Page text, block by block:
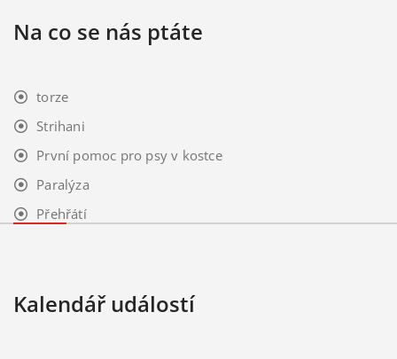
Na co se nás ptáte
torze
Strihani
První pomoc pro psy v kostce
Paralýza
Přehřátí
Kalendář událostí